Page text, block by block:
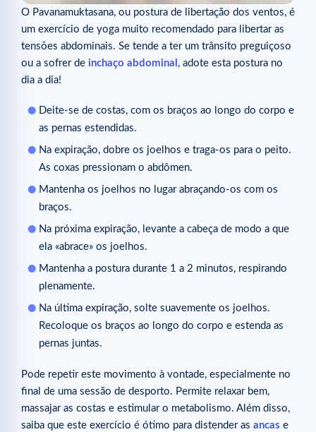
O Pavanamuktasana, ou postura de libertação dos ventos, é
um exercício de yoga muito recomendado para libertar as
tensões abdominais. Se tende a ter um trânsito preguiçoso
ou a sofrer de inchaço abdominal , adote esta postura no
dia a dia!
Deite-se de costas, com os braços ao longo do corpo e
as pernas estendidas.
Na expiração, dobre os joelhos e traga-os para o peito.
As coxas pressionam o abdômen.
Mantenha os joelhos no lugar abraçando-os com os
braços.
Na próxima expiração, levante a cabeça de modo a que
ela «abrace» os joelhos.
Mantenha a postura durante 1 a 2 minutos, respirando
plenamente.
Na última expiração, solte suavemente os joelhos.
Recoloque os braços ao longo do corpo e estenda as
pernas juntas.
Pode repetir este movimento à vontade, especialmente no
final de uma sessão de desporto. Permite relaxar bem,
massajar as costas e estimular o metabolismo. Além disso,
saiba que este exercício é ótimo para distender as ancas e